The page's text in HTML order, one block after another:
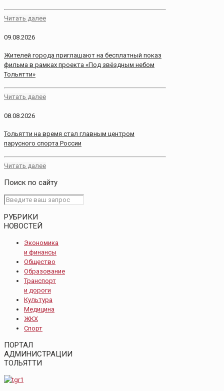
Читать далее
09.08.2026
Жителей города приглашают на бесплатный показ
фильма в рамках проекта «Под звёздным небом
Тольятти»
Читать далее
08.08.2026
Тольятти на время стал главным центром
парусного спорта России
Читать далее
Поиск по сайту
РУБРИКИ
НОВОСТЕЙ
Экономика
и финансы
Общество
Образование
Транспорт
и дороги
Культура
Медицина
ЖКХ
Спорт
ПОРТАЛ
АДМИНИСТРАЦИИ
ТОЛЬЯТТИ